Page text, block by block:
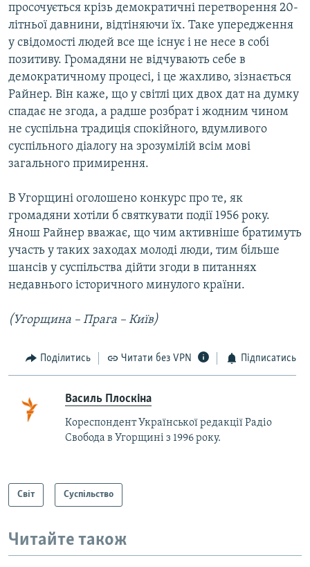
просочується крізь демократичні перетворення 20-
літньої давнини, відтіняючи їх. Таке упередження
у свідомості людей все ще існує і не несе в собі
позитиву. Громадяни не відчувають себе в
демократичному процесі, і це жахливо, зізнається
Райнер. Він каже, що у світлі цих двох дат на думку
спадає не згода, а радше розбрат і жодним чином
не суспільна традиція спокійного, вдумливого
суспільного діалогу на зрозумілій всім мові
загального примирення.
В Угорщині оголошено конкурс про те, як
громадяни хотіли б святкувати події 1956 року.
Янош Райнер вважає, що чим активніше братимуть
участь у таких заходах молоді люди, тим більше
шансів у суспільства дійти згоди в питаннях
недавнього історичного минулого країни.
(Угорщина – Прага – Київ)
Поділитись Читати без VPN Підписатись
Василь Плоскіна
Кореспондент Української редакції Радіо
Свобода в Угорщині з 1996 року.
Світ Суспільство
Читайте також